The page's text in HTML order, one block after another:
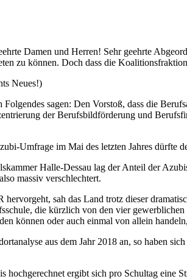
Damen und Herren! Sehr geehrte
zu können. Doch dass die
Neues!)
sagen: Den Vorstoß, dass die
der Berufsbildförderung und
Umfrage im Mai des letzten Jahres dürfte
Halle-Dessau lag der Anteil der
massiv verschlechtert.
hervorgeht, sah das Land trotz dieser
die kürzlich von den vier
können oder auch einmal von allein
aus dem Jahr 2018 an, so haben
hochgerechnet ergibt sich pro Schultag